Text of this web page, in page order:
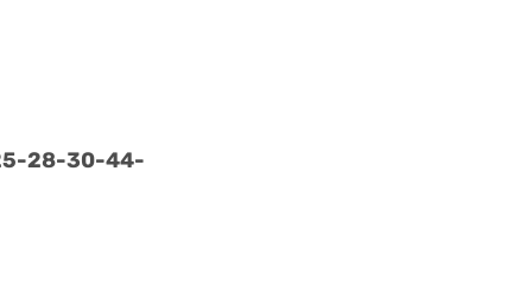
28-30-44-